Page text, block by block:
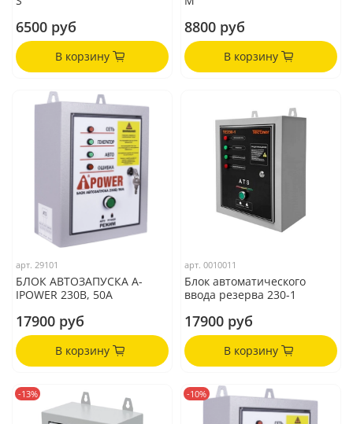
6500 руб
В корзину
8800 руб
В корзину
арт.29101
БЛОК АВТОЗАПУСКА A-
IPOWER 230В, 50А
17900 руб
В корзину
арт.0010011
Блок автоматического
ввода резерва 230-1
17900 руб
В корзину
-13% -10%